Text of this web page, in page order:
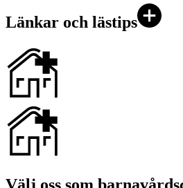
Länkar och lästips